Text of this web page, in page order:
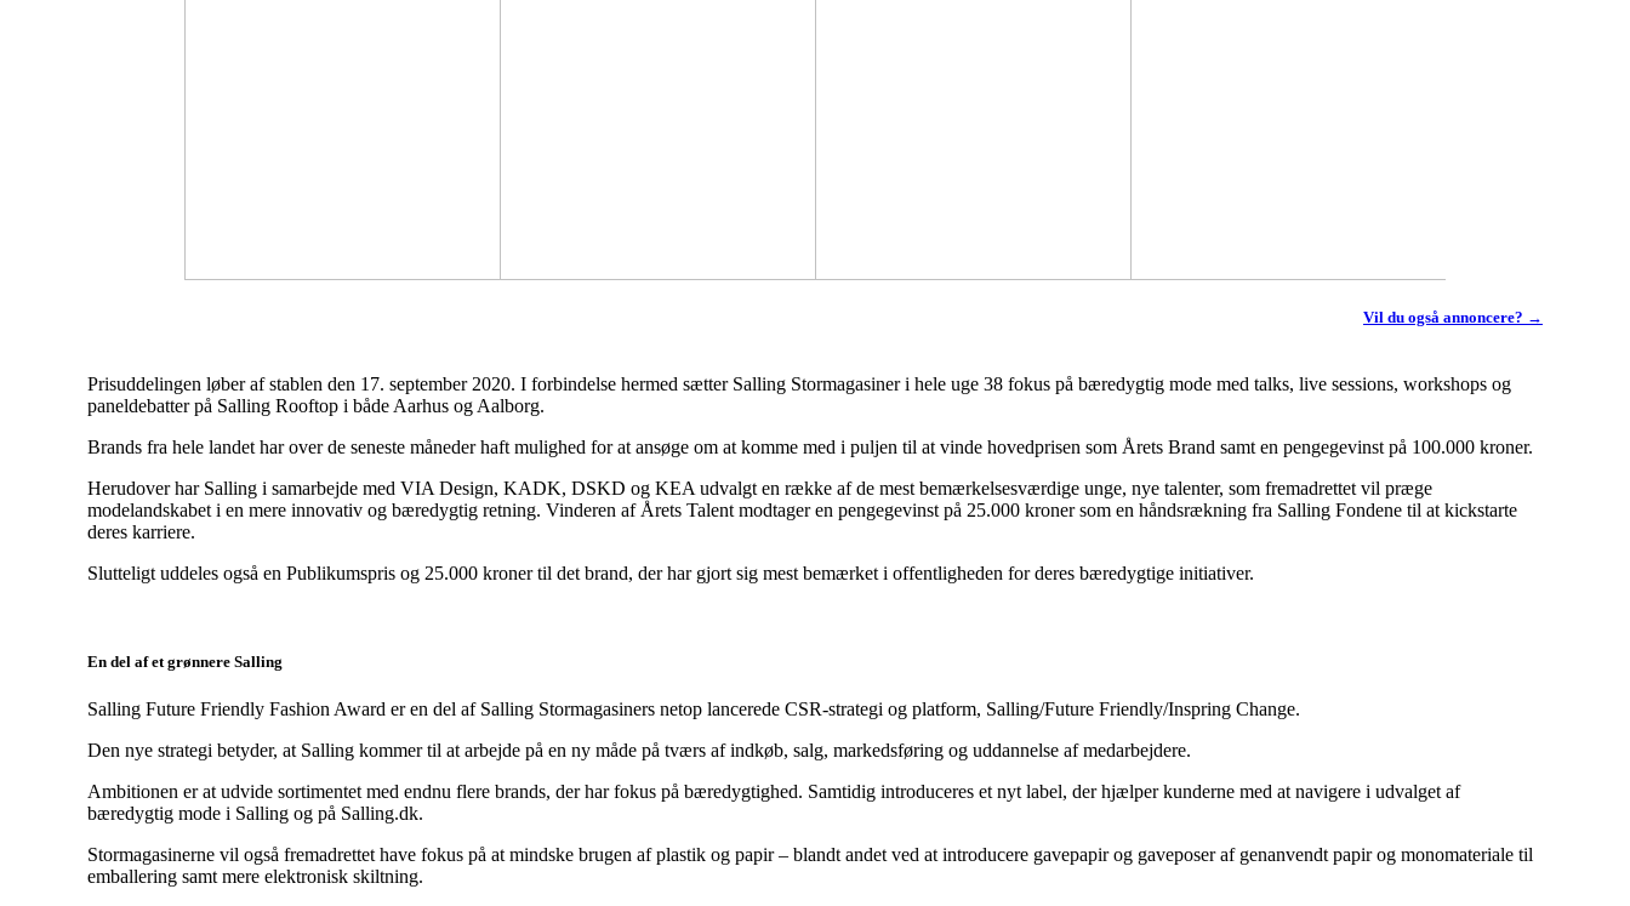
Vil du også annoncere? →
Prisuddelingen løber af stablen den 17. september 2020. I forbindelse hermed sætter Salling Stormagasiner i hele uge 38 fokus på bæredygtig mode med talks, live sessions, workshops og
paneldebatter på Salling Rooftop i både Aarhus og Aalborg.
Brands fra hele landet har over de seneste måneder haft mulighed for at ansøge om at komme med i puljen til at vinde hovedprisen som Årets Brand samt en pengegevinst på 100.000 kroner.
Herudover har Salling i samarbejde med VIA Design, KADK, DSKD og KEA udvalgt en række af de mest bemærkelsesværdige unge, nye talenter, som fremadrettet vil præge
modelandskabet i en mere innovativ og bæredygtig retning. Vinderen af Årets Talent modtager en pengegevinst på 25.000 kroner som en håndsrækning fra Salling Fondene til at kickstarte
deres karriere.
Slutteligt uddeles også en Publikumspris og 25.000 kroner til det brand, der har gjort sig mest bemærket i offentligheden for deres bæredygtige initiativer.
En del af et grønnere Salling
Salling Future Friendly Fashion Award er en del af Salling Stormagasiners netop lancerede CSR-strategi og platform, Salling/Future Friendly/Inspring Change.
Den nye strategi betyder, at Salling kommer til at arbejde på en ny måde på tværs af indkøb, salg, markedsføring og uddannelse af medarbejdere.
Ambitionen er at udvide sortimentet med endnu flere brands, der har fokus på bæredygtighed. Samtidig introduceres et nyt label, der hjælper kunderne med at navigere i udvalget af
bæredygtig mode i Salling og på Salling.dk.
Stormagasinerne vil også fremadrettet have fokus på at mindske brugen af plastik og papir – blandt andet ved at introducere gavepapir og gaveposer af genanvendt papir og monomateriale til
emballering samt mere elektronisk skiltning.